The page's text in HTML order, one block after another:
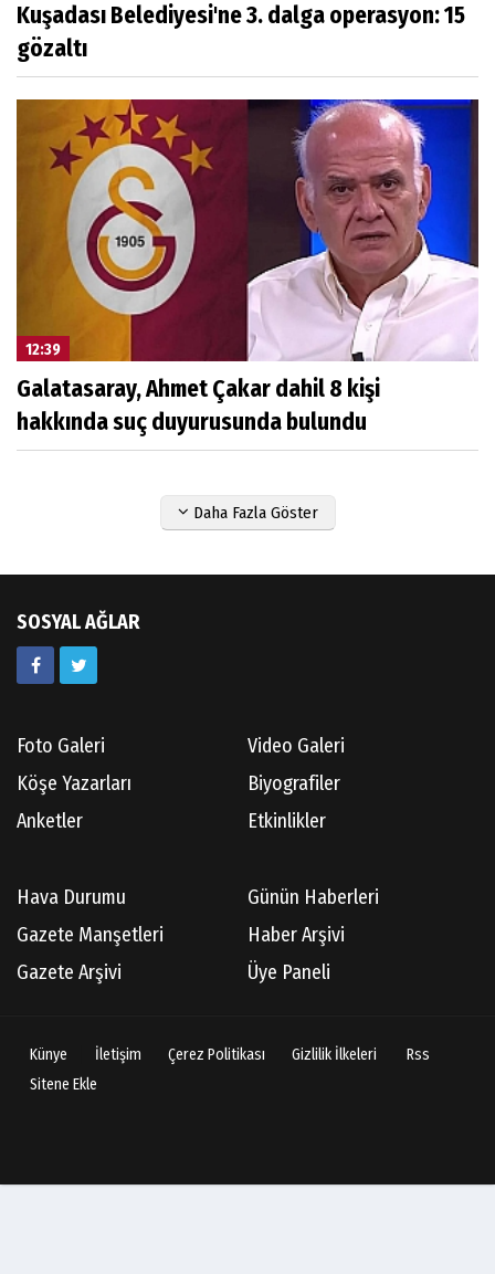
Kuşadası Belediyesi'ne 3. dalga operasyon: 15
gözaltı
12:39
Galatasaray, Ahmet Çakar dahil 8 kişi
hakkında suç duyurusunda bulundu
Daha Fazla Göster
SOSYAL AĞLAR
Foto Galeri
Video Galeri
Köşe Yazarları
Biyografiler
Anketler
Etkinlikler
Hava Durumu
Günün Haberleri
Gazete Manşetleri
Haber Arşivi
Gazete Arşivi
Üye Paneli
Künye İletişim Çerez Politikası Gizlilik İlkeleri
Rss
Sitene Ekle